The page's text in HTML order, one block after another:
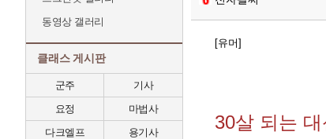
동영상 갤러리
클래스 게시판
군주
기사
요정
마법사
다크엘프
용기사
[유머]
30살 되는